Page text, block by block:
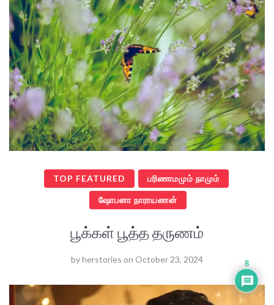
TOP FEATURED பரிணாமமும் நாமும்
ஷோபனா நாராயணன்
பூக்கள் பூத்த தருணம்
byherstories on October 23, 2024 8